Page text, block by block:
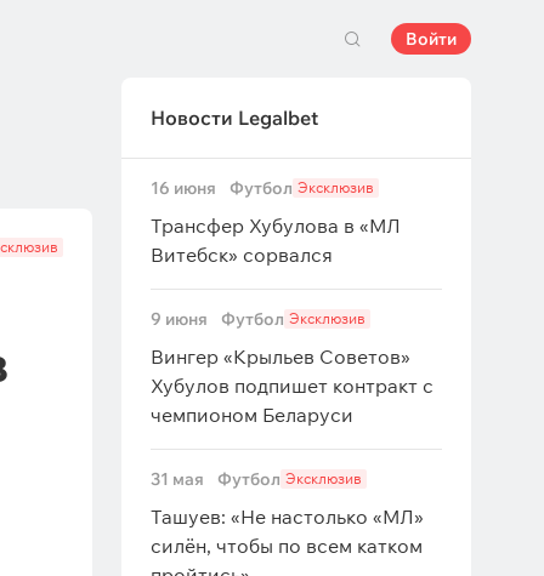
Войти
Новости Legalbet
16 июня Футбол Эксклюзив
Трансфер Хубулова в «МЛ
Витебск» сорвался
9 июня Футбол Эксклюзив
Вингер «Крыльев Советов»
Хубулов подпишет контракт с
чемпионом Беларуси
31 мая Футбол Эксклюзив
Ташуев: «Не настолько «МЛ»
силён, чтобы по всем катком